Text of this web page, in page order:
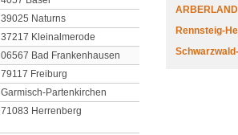
39025 Naturns
37217 Kleinalmerode
06567 Bad Frankenhausen
79117 Freiburg
Garmisch-Partenkirchen
71083 Herrenberg
Rennsteig-